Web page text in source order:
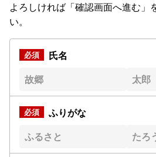
よろしければ「確認画面へ進む」
い。
氏名
ふりがな